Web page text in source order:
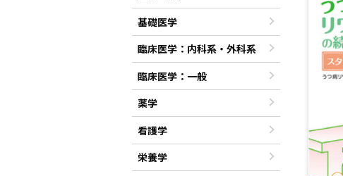
基礎医学
臨床医学：内科系・外科系
臨床医学：一般
薬学
看護学
栄養学